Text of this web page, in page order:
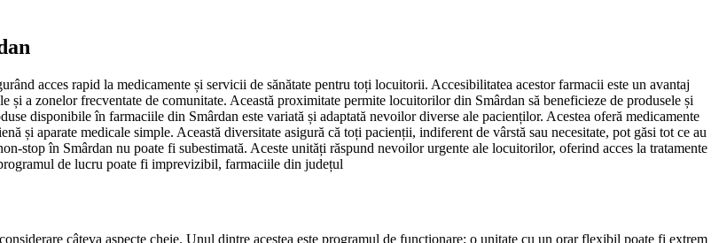
acces rapid la medicamente și servicii de sănătate pentru toți locuitorii. Accesibilitatea acestor farmacii este un avantaj
și a zonelor frecventate de comunitate. Această proximitate permite locuitorilor din Smârdan să beneficieze de produsele și
disponibile în farmaciile din Smârdan este variată și adaptată nevoilor diverse ale pacienților. Acestea oferă medicamente
și aparate medicale simple. Această diversitate asigură că toți pacienții, indiferent de vârstă sau necesitate, pot găsi tot ce au
stop în Smârdan nu poate fi subestimată. Aceste unități răspund nevoilor urgente ale locuitorilor, oferind acces la tratamente
de lucru poate fi imprevizibil, farmaciile din județul
câteva aspecte cheie. Unul dintre acestea este programul de funcționare; o unitate cu un orar flexibil poate fi extrem